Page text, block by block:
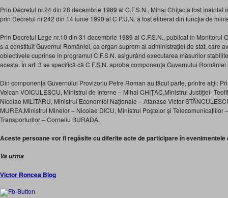
Prin Decretul nr.24 din 28 decembrie 1989 al C.F.S.N., Mihai Chiţac a fost
prin Decretul nr.242 din 14 iunie 1990 al C.P.U.N. a fost eliberat din funcţia de
Prin Decretul Lege nr.10 din 31 decembrie 1989 al C.F.S.N., publicat în Monitorul
s-a constituit Guvernul României, ca organ suprem al administraţiei de stat, care
obiectivele cuprinse în programul C.F.S.N. asigurând executarea măsurilor
acesta. În art. 3 se specifică că C.F.S.N. aproba componenţa Guvernului
Din componenţa Guvernului Provizoriu Petre Roman au făcut parte, printre alţii:
Voican VOICULESCU, Ministrul de Interne – Mihai CHIŢAC,Ministrul Justiţiei-
Nicolae MILITARU, Ministrul Economiei Naţionale – Atanase-Victor
MUREA,Ministrul Minelor – Nicolae DICU, Ministrul Poştelor şi Telecomunicaţiilor
Transporturilor – Corneliu BURADA.
Aceste persoane vor fi regăsite cu diferite acte de participare în evenimentele
Va urma
Victor Roncea Blog